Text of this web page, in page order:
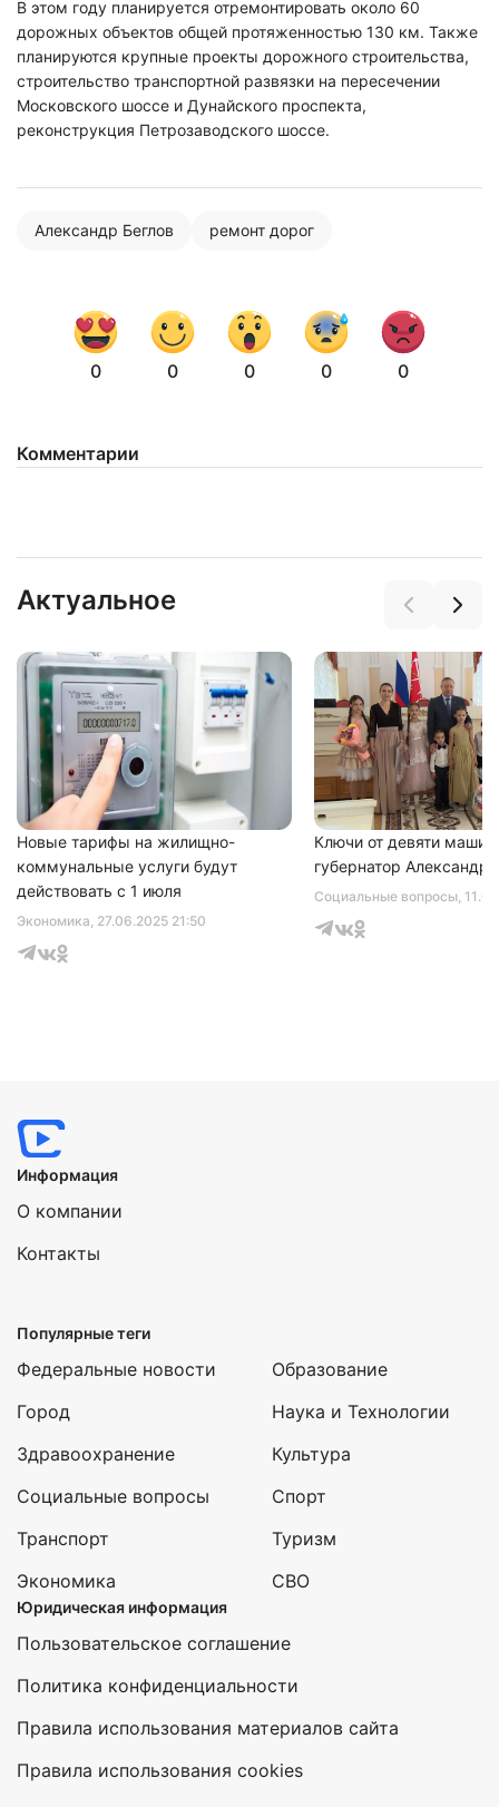
В этом году планируется отремонтировать около 60
дорожных объектов общей протяженностью 130 км. Также
планируются крупные проекты дорожного строительства,
строительство транспортной развязки на пересечении
Московского шоссе и Дунайского проспекта,
реконструкция Петрозаводского шоссе.
Александр Беглов ремонт дорог
0 0 0 0 0
Комментарии
Актуальное
Экономика, 27.06.2025 21:50
Новые тарифы на жилищно-
коммунальные услуги будут
действовать с 1 июля
Социальные вопросы,
Ключи от девяти машин
губернатор Александр
Информация
О компании
Контакты
Популярные теги
Федеральные новости
Город
Здравоохранение
Социальные вопросы
Транспорт
Экономика
Образование
Наука и Технологии
Культура
Спорт
Туризм
СВО
Юридическая информация
Пользовательское соглашение
Политика конфиденциальности
Правила использования материалов сайта
Правила использования cookies